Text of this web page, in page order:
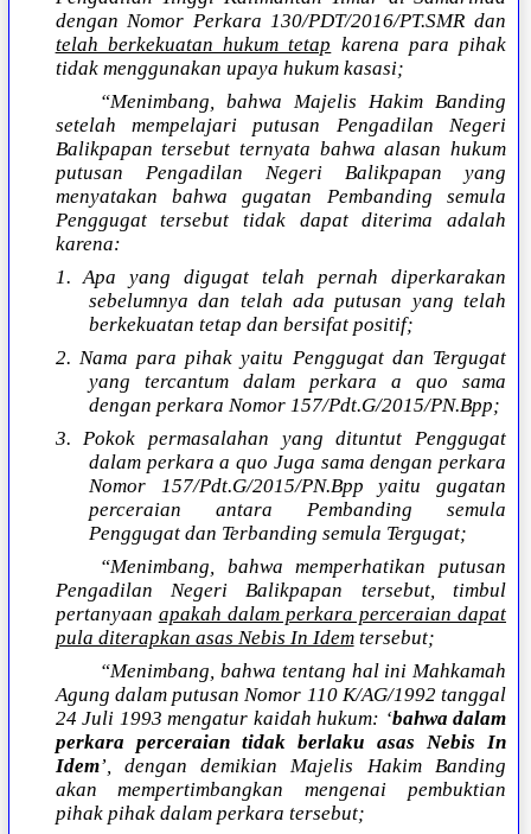
dengan Nomor Perkara 130/PDT/2016/PT.SMR dan
telah berkekuatan hukum tetap karena para pihak
tidak menggunakan upaya hukum kasasi;
“Menimbang, bahwa Majelis Hakim Banding
setelah mempelajari putusan Pengadilan Negeri
Balikpapan tersebut ternyata bahwa alasan hukum
putusan Pengadilan Negeri Balikpapan yang
menyatakan bahwa gugatan Pembanding semula
Penggugat tersebut tidak dapat diterima adalah
karena:
1. Apa yang digugat telah pernah diperkarakan
sebelumnya dan telah ada putusan yang telah
berkekuatan tetap dan bersifat positif;
2. Nama para pihak yaitu Penggugat dan Tergugat
yang tercantum dalam perkara a quo sama
dengan perkara Nomor 157/Pdt.G/2015/PN.Bpp;
3. Pokok permasalahan yang dituntut Penggugat
dalam perkara a quo Juga sama dengan perkara
Nomor 157/Pdt.G/2015/PN.Bpp yaitu gugatan
perceraian antara Pembanding semula
Penggugat dan Terbanding semula Tergugat;
“Menimbang, bahwa memperhatikan putusan
Pengadilan Negeri Balikpapan tersebut, timbul
pertanyaan apakah dalam perkara perceraian dapat
pula diterapkan asas Nebis In Idemtersebut;
“Menimbang, bahwa tentang hal ini Mahkamah
Agung dalam putusan Nomor 110 K/AG/1992 tanggal
24 Juli 1993 mengatur kaidah hukum: ‘bahwa dalam
perkara perceraian tidak berlaku asas Nebis In
Idem’, dengan demikian Majelis Hakim Banding
akan mempertimbangkan mengenai pembuktian
pihak pihak dalam perkara tersebut;